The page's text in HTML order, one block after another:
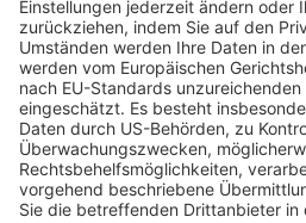
Neues Stadtquartier im
Bettacker-Carré soll bis
Enya Steinbrecher